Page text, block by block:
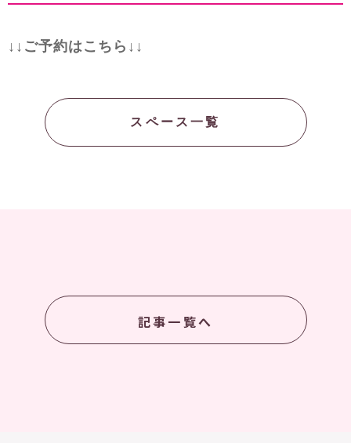
↓↓ご予約はこちら↓↓
スペース一覧
記事一覧へ